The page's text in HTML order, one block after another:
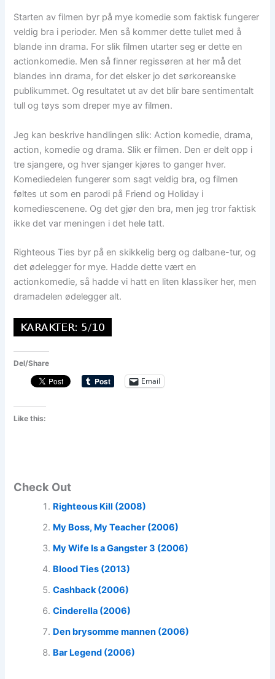
Starten av filmen byr på mye komedie som faktisk fungerer
veldig bra i perioder. Men så kommer dette tullet med å
blande inn drama. For slik filmen utarter seg er dette en
actionkomedie. Men så finner regissøren at her må det
blandes inn drama, for det elsker jo det sørkoreanske
publikummet. Og resultatet ut av det blir bare sentimentalt
tull og tøys som dreper mye av filmen.
Jeg kan beskrive handlingen slik: Action komedie, drama,
action, komedie og drama. Slik er filmen. Den er delt opp i
tre sjangere, og hver sjanger kjøres to ganger hver.
Komediedelen fungerer som sagt veldig bra, og filmen
føltes ut som en parodi på Friend og Holiday i
komediescenene. Og det gjør den bra, men jeg tror faktisk
ikke det var meningen i det hele tatt.
Righteous Ties byr på en skikkelig berg og dalbane-tur, og
det ødelegger for mye. Hadde dette vært en
actionkomedie, så hadde vi hatt en liten klassiker her, men
dramadelen ødelegger alt.
Del/Share
Email
Like this:
Check Out
Righteous Kill (2008)
My Boss, My Teacher (2006)
My Wife Is a Gangster 3 (2006)
Blood Ties (2013)
Cashback (2006)
Cinderella (2006)
Den brysomme mannen (2006)
Bar Legend (2006)